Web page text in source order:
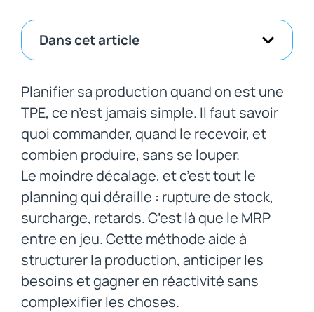
Dans cet article
Planifier sa production quand on est une
TPE, ce n’est jamais simple. Il faut savoir
quoi commander, quand le recevoir, et
combien produire, sans se louper.
Le moindre décalage, et c’est tout le
planning qui déraille : rupture de stock,
surcharge, retards. C’est là que le MRP
entre en jeu. Cette méthode aide à
structurer la production, anticiper les
besoins et gagner en réactivité sans
complexifier les choses.